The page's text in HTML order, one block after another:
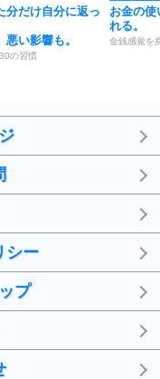
分だけ自分に返っ
悪い影響も。
の習慣
お金の
れる。
金銭感覚を
シー
プ